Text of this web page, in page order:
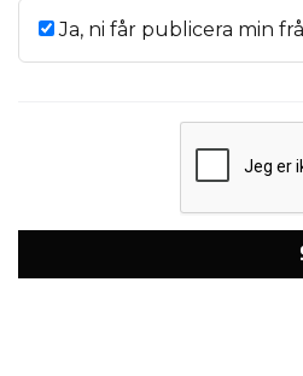
Ja, ni får publicera min